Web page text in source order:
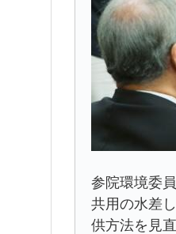
参院環境委
共用の水差
供方法を見